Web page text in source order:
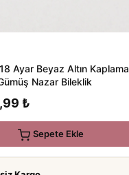
Ayar Beyaz Altın Kaplama
Nazar Bileklik
₺
Sepete Ekle